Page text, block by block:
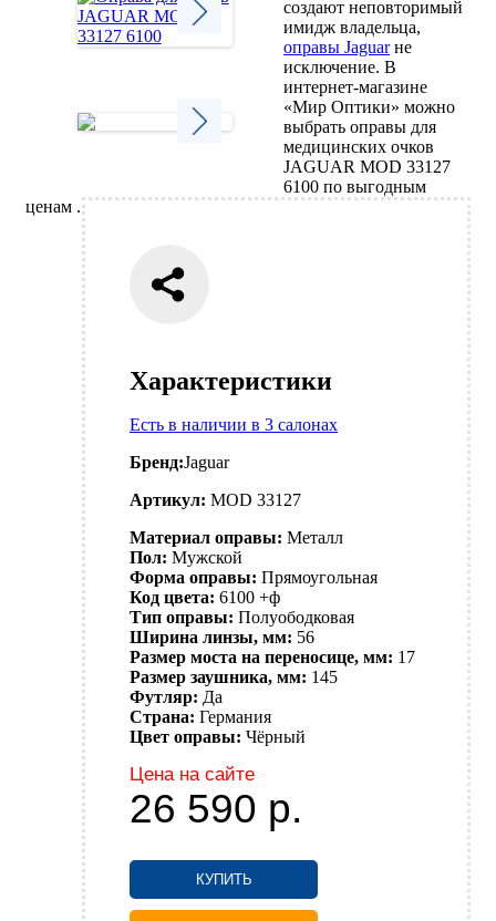
Характеристики
Есть в наличии в 3 салонах
Бренд:Jaguar
Артикул: MOD 33127
Материал оправы: Металл
Пол: Мужской
Форма оправы: Прямоугольная
Код цвета: 6100 +ф
Тип оправы: Полуободковая
Ширина линзы, мм: 56
Размер моста на переносице, мм: 17
Размер заушника, мм: 145
Футляр: Да
Страна: Германия
Цвет оправы: Чёрный
Цена на сайте
26 590 р.
КУПИТЬ
создают неповторимый
имидж владельца,
оправы Jaguarне
исключение. В
интернет-магазине
«Мир Оптики» можно
выбрать оправы для
медицинских очков
JAGUAR MOD 33127
6100 по выгодным
ценам .